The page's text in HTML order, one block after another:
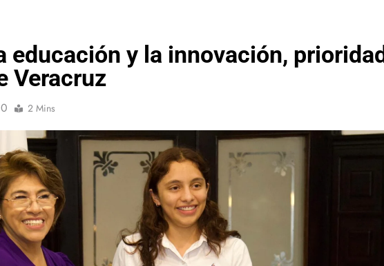
educación y la innovación, prioridad
Veracruz
0 2 Mins